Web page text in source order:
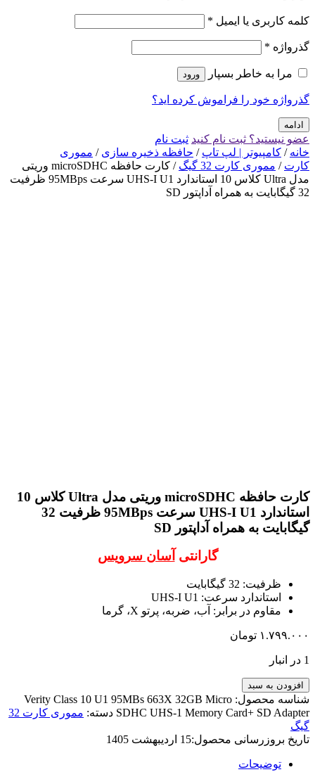
کلمه کاربری یا ایمیل *
گذرواژه *
مرا به خاطر بسپار ورود
گذرواژه خود را فراموش کرده اید؟
ادامه
عضو نیستید؟ ثبت نام کنید ثبت نام
خانه / کامپیوتر | لپ تاپ / حافظه ذخیره سازی / مموری
کارت / مموری کارت 32 گیگ
/ کارت حافظه microSDHC وریتی
مدل Ultra کلاس 10 استاندارد UHS-I U1 سرعت 95MBps ظرفیت
32 گیگابایت به همراه آداپتور SD
کارت حافظه microSDHC وریتی مدل Ultra کلاس 10
استاندارد UHS-I U1 سرعت 95MBps ظرفیت 32
گیگابایت به همراه آداپتور SD
گارانتی آسان سرویس
ظرفیت: 32 گیگابایت
استاندارد سرعت: UHS-I U1
مقاوم در برابر: آب، ضربه، پرتو X، گرما
۱.۷۹۹.۰۰۰ تومان
1 در انبار
افزودن به سبد
شناسه محصول: Verity Class 10 U1 95MBs 663X 32GB Micro
SDHC UHS-1 Memory Card+ SD Adapter دسته:
مموری کارت 32
گیگ
تاریخ بروزرسانی محصول:15 اردیبهشت 1405
توضیحات